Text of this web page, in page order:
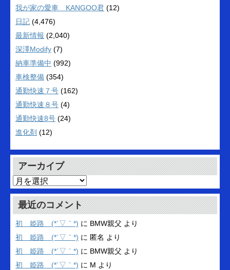
我が家の愛車 KANGOO君 (12)
日記 (4,476)
最新情報 (2,040)
深澤Modify (7)
納車準備中 (992)
車検整備 (354)
通勤快速７号 (162)
通勤快速８号 (4)
通勤快速8号 (24)
進化剤 (12)
アーカイブ
ア
ー
カ
イ
ブ
最近のコメント
初 姫路 (*´▽｀*) に BMW親父 より
初 姫路 (*´▽｀*) に 匿名 より
初 姫路 (*´▽｀*) に BMW親父 より
初 姫路 (*´▽｀*) に M より